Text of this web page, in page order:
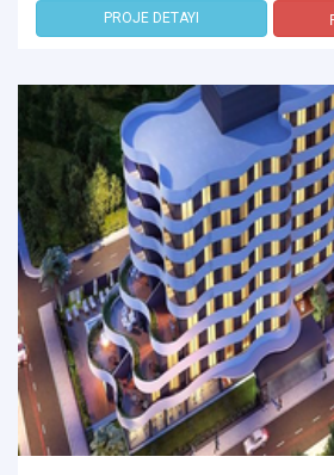
PROJE DETAYI